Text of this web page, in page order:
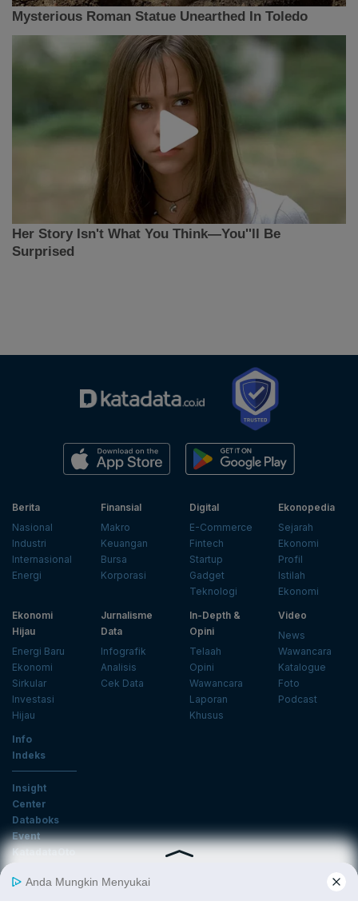
Berita
Nasional
Industri
Internasional
Energi
Finansial
Makro
Keuangan
Bursa
Korporasi
Digital
E-Commerce
Fintech
Startup
Gadget
Teknologi
Ekonopedia
Sejarah
Ekonomi
Profil
Istilah
Ekonomi
Ekonomi
Hijau
Energi Baru
Ekonomi
Sirkular
Investasi
Hijau
Jurnalisme
Data
Infografik
Analisis
Cek Data
In-Depth &
Opini
Telaah
Opini
Wawancara
Laporan
Khusus
Video
News
Wawancara
Katalogue
Foto
Podcast
Info
Indeks
Insight
Center
Databoks
Event
KatadataOto